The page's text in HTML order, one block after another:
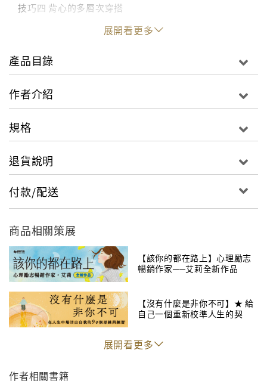
技巧四 背心的多層次穿搭
技巧五 即使服裝顏色與自己不相稱也無妨
技巧六 懂得搭配織品就能更時尚
技巧七 購物原則
技巧八 髮型原則
巧妙選擇3配件 讓妳的穿搭更上一層樓
單品二 配件
展開看更多
產品目錄
作者介紹
規格
退貨說明
付款/配送
商品相關策展
【該你的都在路上】心理勵志
暢銷作家──艾莉全新作品
【沒有什麼是非你不可】★ 給
自己一個重新校準人生的契
展開看更多
作者相關書籍